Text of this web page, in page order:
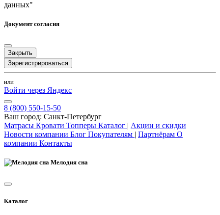
данных"
Документ согласия
Закрыть
Зарегистрироваться
или
Войти через Яндекс
8 (800) 550-15-50
Ваш город: Санкт-Петербург
Матрасы Кровати Топперы Каталог | Акции и скидки
Новости компании Блог Покупателям | Партнёрам О
компании Контакты
Мелодия сна
Каталог